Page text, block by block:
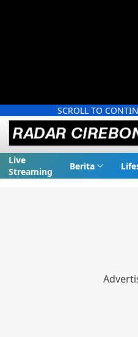
SCROLL TO
Live
Streaming
Berita